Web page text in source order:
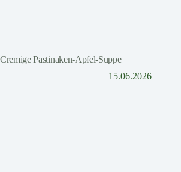
Cremige Pastinaken-Apfel-Suppe
15.06.2026